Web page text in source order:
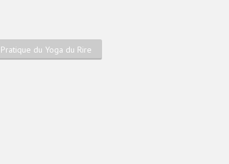
du Yoga du Rire